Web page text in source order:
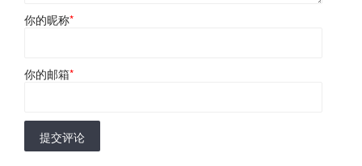
你的昵称*
你的邮箱*
提交评论